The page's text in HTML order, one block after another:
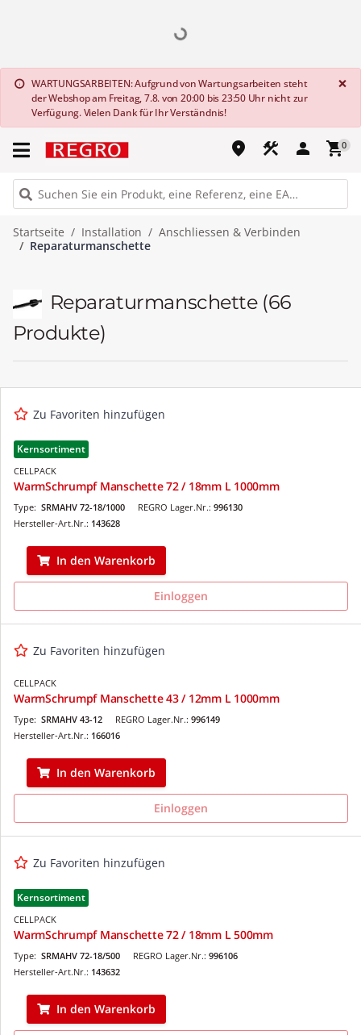
info WARTUNGSARBEITEN: Aufgrund von Wartungsarbeiten steht
der Webshop am Freitag, 7.8. von 20:00 bis 23:50 Uhr nicht zur
Verfügung. Vielen Dank für Ihr Verständnis!
×
place construction person shopping_cart0
Startseite Installation
Anschliessen & Verbinden
Reparaturmanschette
Reparaturmanschette (66
Produkte)
Zu Favoriten hinzufügen
Kernsortiment
CELLPACK
WarmSchrumpf Manschette 72 / 18mm L 1000mm
REGRO Lager.Nr.: 996130
Type: SRMAHV 72-18/1000
Hersteller-Art.Nr.: 143628
In den Warenkorb
Einloggen
Zu Favoriten hinzufügen
CELLPACK
WarmSchrumpf Manschette 43 / 12mm L 1000mm
REGRO Lager.Nr.: 996149
Type: SRMAHV 43-12
Hersteller-Art.Nr.: 166016
In den Warenkorb
Einloggen
Zu Favoriten hinzufügen
Kernsortiment
CELLPACK
WarmSchrumpf Manschette 72 / 18mm L 500mm
REGRO Lager.Nr.: 996106
Type: SRMAHV 72-18/500
Hersteller-Art.Nr.: 143632
In den Warenkorb